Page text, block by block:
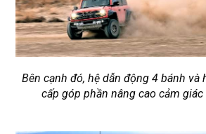
Bên cạnh đó, hệ dẫn động 4 bánh
cấp góp phần nâng cao cảm